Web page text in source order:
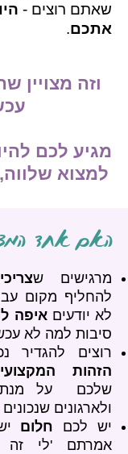
שאתם רוצים -
אתכם.
וזה מצויין
מגיע לכם
למצוא
האם אחד
מרגישים ש
להחליף מקום
לא יודעיםאיפה
סיבות למה לא
רוצים להגדיר
הזהות
שלכם על מנת
ולארגונים
יש לכם חלום
אמרתם 'לי זה